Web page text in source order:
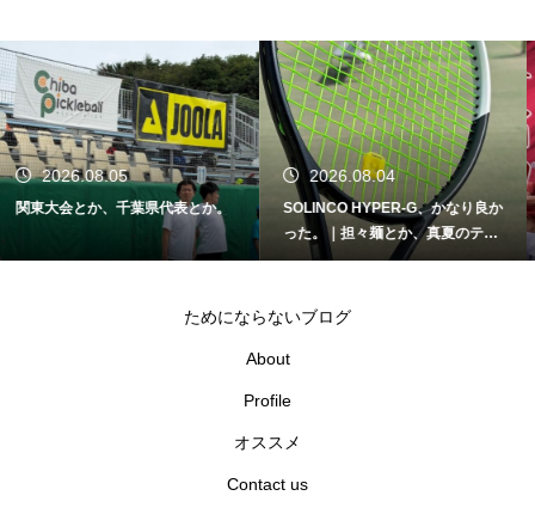
2026.08.04
SOLINCO HYPER-G、かなり良か
った。｜担々麺とか、真夏のテニ
スとか。
2026.08.03
支援とか、応援とか。｜熊本地震
と早稲田大学庭球部クラウドファ
ンディング
ためにならないブログ
About
Profile
オススメ
Contact us